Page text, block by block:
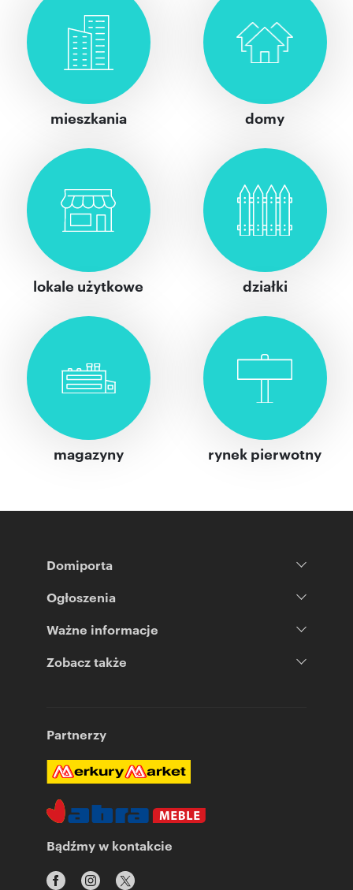
mieszkania domy
lokale użytkowe działki
magazyny rynek pierwotny
Domiporta
Ogłoszenia
Ważne informacje
Zobacz także
Partnerzy
Bądźmy w kontakcie